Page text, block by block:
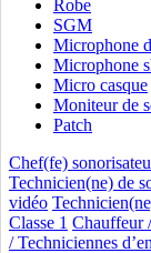
Robe
SGM
Microphone
Microphone
Micro casque
Moniteur de
Patch
Chef(fe)
Technicien(ne) de
vidéo
Classe 1 Chauffeur
/ Techniciennes